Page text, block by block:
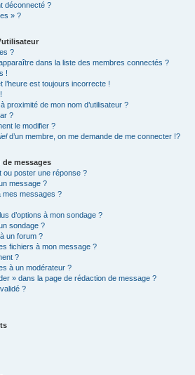
déconnecté ?
» ?
?
dans la liste des membres connectés ?
!
l’heure est toujours incorrecte !
proximité de mon nom d’utilisateur ?
?
le modifier ?
d’un membre, on me demande de me connecter !?
messages
ou poster une réponse ?
message ?
mes messages ?
d’options à mon sondage ?
sondage ?
un forum ?
fichiers à mon message ?
?
à un modérateur ?
» dans la page de rédaction de message ?
?